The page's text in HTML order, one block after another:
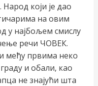
који је дао
на овим
у најбољем смислу
речи ЧОВЕК.
међу првима неко
и обали, као
не знајући шта